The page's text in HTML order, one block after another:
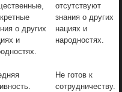
о других
и
отсутствуют
знания о других
нациях и
народностях.
Не готов к
сотрудничеству.